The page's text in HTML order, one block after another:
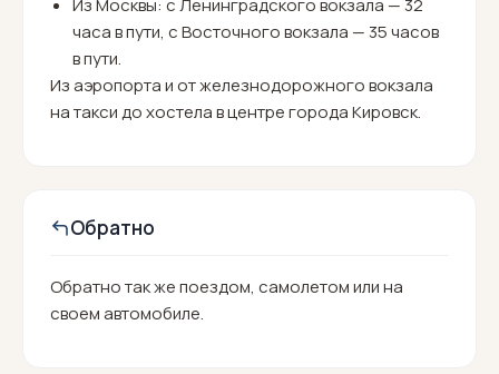
Из Москвы: с Ленинградского вокзала — 32
часа в пути, с Восточного вокзала — 35 часов
в пути.
Из аэропорта и от железнодорожного вокзала
на такси до хостела в центре города Кировск.
Обратно
Обратно так же поездом, самолетом или на
своем автомобиле.